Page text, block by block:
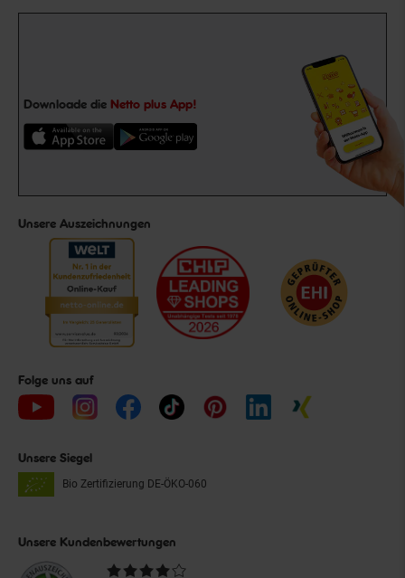
Downloade die Netto plus App!
Unsere Auszeichnungen
Folge uns auf
Unsere Siegel
Bio Zertifizierung DE-ÖKO-060
Unsere Kundenbewertungen
Durchschnittliche